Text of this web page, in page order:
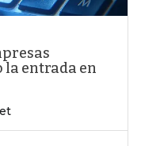
la entrada en